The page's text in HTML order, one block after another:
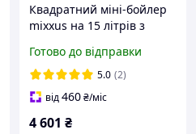
Квадратний міні-бойлер
mixxus на 15 літрів з
раковину,
Накопичувальний
водонагрівач
Готово до відправки
5.0 (2)
від460₴/міс
4 601 ₴